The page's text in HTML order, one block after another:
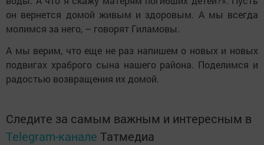
он вернется домой живым и здоровым. А мы всегда
молимся за него, – говорят Гиламовы.
А мы верим, что еще не раз напишем о новых и новых
подвигах храброго сына нашего района. Поделимся и
радостью возвращения их домой.
Следите за самым важным и интересным в
Telegram-канале Татмедиа